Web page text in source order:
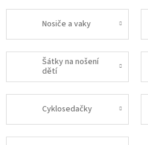
Nosiče a vaky
Šátky na nošení
dětí
Cyklosedačky